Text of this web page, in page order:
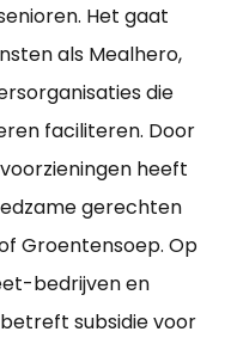
Het gaat
als Mealhero,
die
faciliteren. Door
heeft
gerechten
Groentensoep. Op
bedrijven en
subsidie voor